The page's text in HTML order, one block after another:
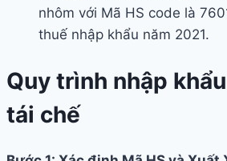
nhôm với Mã HS code là
thuế nhập khẩu năm 2021.
Quy trình nhập
tái chế